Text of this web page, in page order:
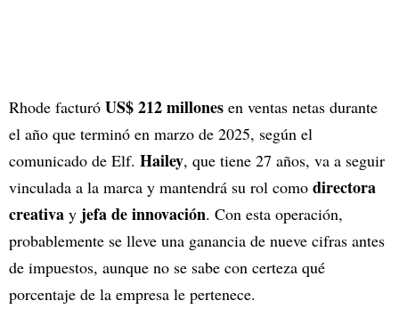
Rhode facturó US$ 212 millones en ventas netas durante
el año que terminó en marzo de 2025, según el
comunicado de Elf. Hailey, que tiene 27 años, va a seguir
vinculada a la marca y mantendrá su rol como directora
creativa y jefa de innovación. Con esta operación,
probablemente se lleve una ganancia de nueve cifras antes
de impuestos, aunque no se sabe con certeza qué
porcentaje de la empresa le pertenece.